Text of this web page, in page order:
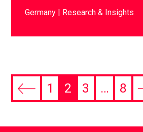
Germany Research & Insights
1 2 3 … 8